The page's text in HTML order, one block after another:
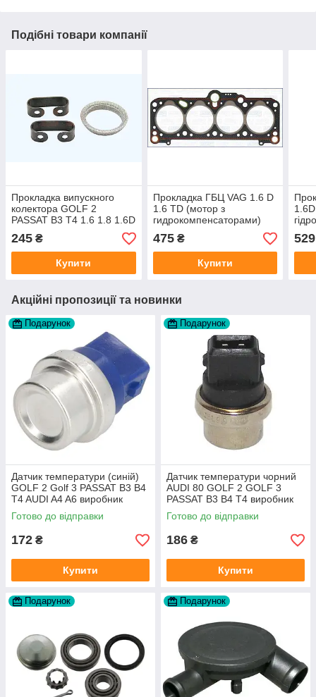
Подібні товари компанії
Прокладка випускного
колектора GOLF 2
PASSAT B3 T4 1.6 1.8 1.6D
1.9 TD виробник JP
GROUP Данія
245 ₴
Купити
Прокладка ГБЦ VAG 1.6 D
1.6 TD (мотор з
гидрокомпенсаторами)
виробник BGA
Великобританія
475₴
Купити
529
Акційні пропозиції та новинки
Подарунок
Датчик температури (синій)
GOLF 2 Golf 3 PASSAT B3 B4
T4 AUDI A4 A6 виробник
Topran Німеччина
Готово до відправки
172 ₴
Купити
Подарунок
Датчик температури чорний
AUDI 80 GOLF 2 GOLF 3
PASSAT B3 B4 T4 виробник
TOPRAN Німеччина
Готово до відправки
186 ₴
Купити
Подарунок Подарунок